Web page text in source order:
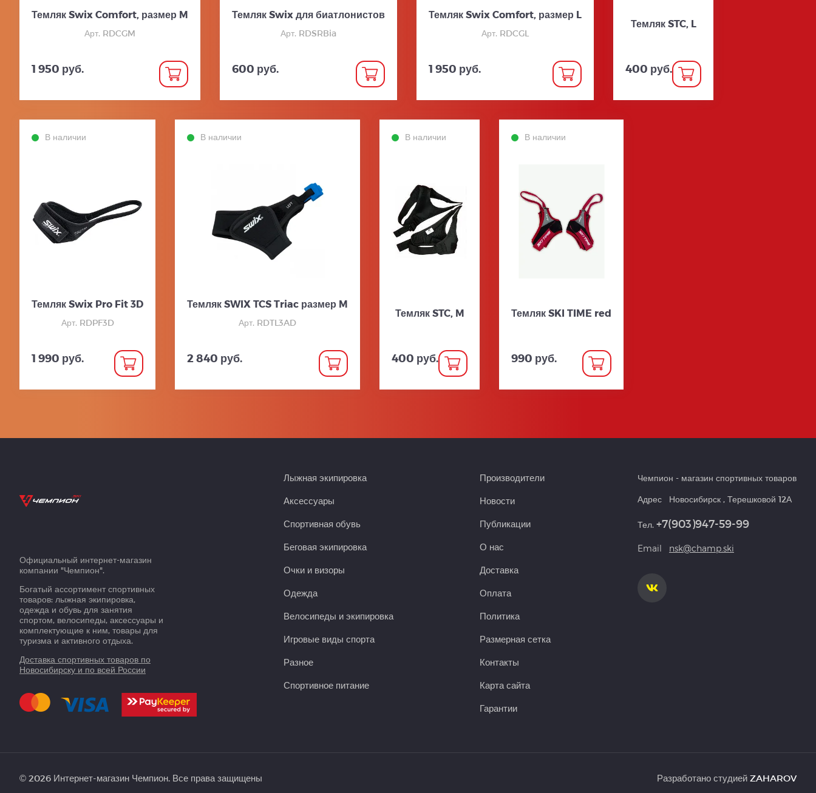
Темляк Swix Comfort, размер M
Арт. RDCGM
1 950 руб.
Темляк Swix для биатлонистов
Арт. RDSRBia
600 руб.
Темляк Swix Comfort, размер L
Арт. RDCGL
1 950 руб.
Темляк STC, L
400 руб.
В наличии
Темляк Swix Pro Fit 3D
Арт. RDPF3D
1 990 руб.
В наличии
Темляк SWIX TCS Triac размер M
Арт. RDTL3AD
2 840 руб.
В наличии
Темляк STC, M
400 руб.
В наличии
Темляк SKI TIME red
990 руб.
Официальный интернет-магазин
компании "Чемпион".
Богатый ассортимент спортивных
товаров: лыжная экипировка,
одежда и обувь для занятия
спортом, велосипеды, аксессуары и
комплектующие к ним, товары для
туризма и активного отдыха.
Доставка спортивных товаров по
Новосибирску и по всей России
Лыжная экипировка
Аксессуары
Спортивная обувь
Беговая экипировка
Очки и визоры
Одежда
Велосипеды и экипировка
Игровые виды спорта
Разное
Спортивное питание
Производители
Новости
Публикации
О нас
Доставка
Оплата
Политика
Размерная сетка
Контакты
Карта сайта
Гарантии
Чемпион - магазин спортивных товаров
Адрес Новосибирск, Терешковой 12А
Тел. +7(903)947-59-99
Email nsk@champ.ski
© 2026 Интернет-магазин Чемпион. Все права защищены Разработано студией ZAHAROV